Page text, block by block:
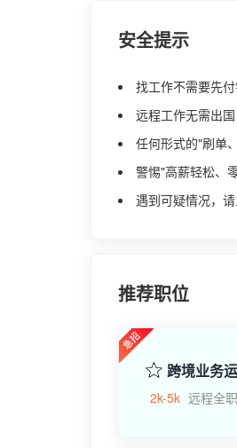
安全提示
找工作不需要先
远程工作无需出
任何形式的"刷单
警惕"高薪轻松、
遇到可疑情况，
推荐职位
跨境业务
2k-5k 远程全